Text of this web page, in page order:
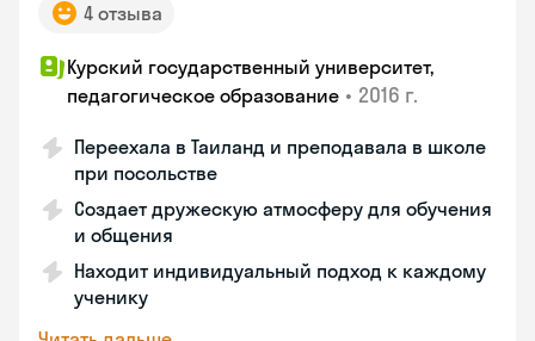
4 отзыва
Курский государственный университет,
педагогическое образование • 2016 г.
Переехала в Таиланд и преподавала в школе
при посольстве
Создает дружескую атмосферу для обучения
и общения
Находит индивидуальный подход к каждому
ученику